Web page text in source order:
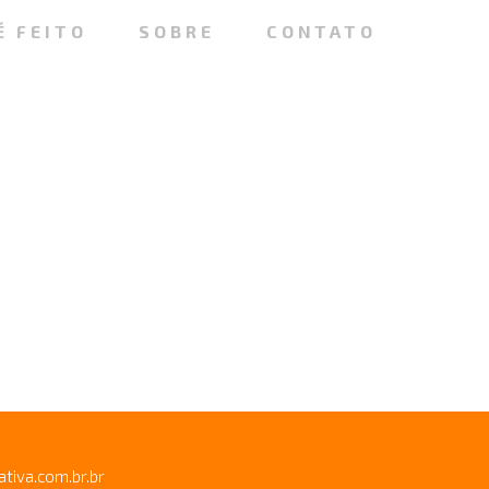
FEITO SOBRE CONTATO